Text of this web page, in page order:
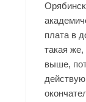
плата в
такая
выше,